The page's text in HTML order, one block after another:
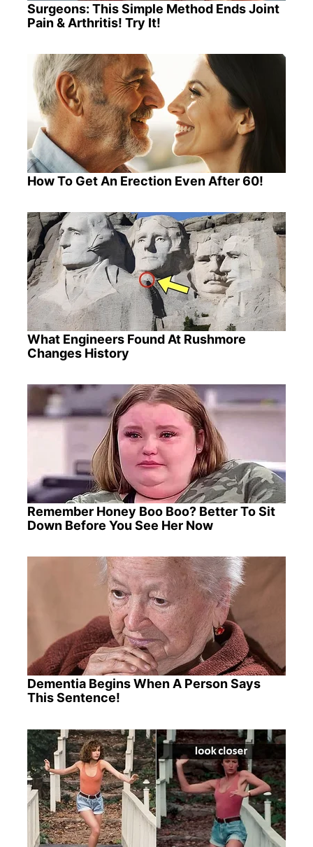
Surgeons: This Simple Method Ends Joint
Pain & Arthritis! Try It!
How To Get An Erection Even After 60!
What Engineers Found At Rushmore
Changes History
Remember Honey Boo Boo? Better To Sit
Down Before You See Her Now
Dementia Begins When A Person Says
This Sentence!